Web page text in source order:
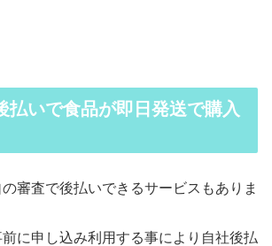
払いで食品が即日発送で購入
審査で後払いできるサービスもありま
に申し込み利用する事により自社後払